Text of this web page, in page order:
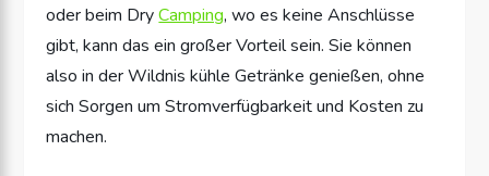
oder beim DryCamping, wo es keine Anschlüsse
gibt, kann das ein großer Vorteil sein. Sie können
also in der Wildnis kühle Getränke genießen, ohne
sich Sorgen um Stromverfügbarkeit und Kosten zu
machen.